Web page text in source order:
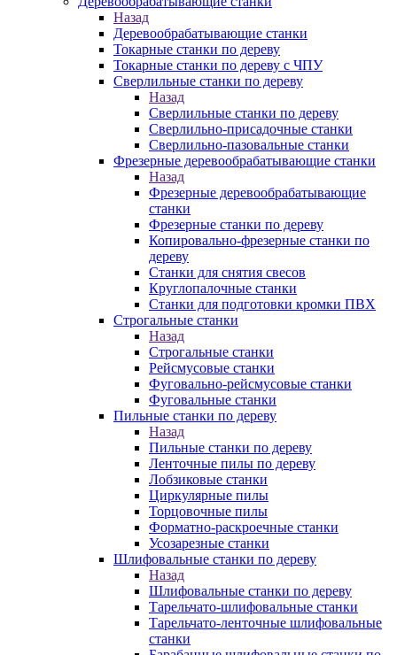
Назад
Деревообрабатывающие станки
Токарные станки по дереву
Токарные станки по дереву с ЧПУ
Сверлильные станки по дереву
Назад
Сверлильные станки по дереву
Сверлильно-присадочные станки
Сверлильно-пазовальные станки
Фрезерные деревообрабатывающие станки
Назад
Фрезерные деревообрабатывающие
станки
Фрезерные станки по дереву
Копировально-фрезерные станки по
дереву
Станки для снятия свесов
Круглопалочные станки
Станки для подготовки кромки ПВХ
Строгальные станки
Назад
Строгальные станки
Рейсмусовые станки
Фуговально-рейсмусовые станки
Фуговальные станки
Пильные станки по дереву
Назад
Пильные станки по дереву
Ленточные пилы по дереву
Лобзиковые станки
Циркулярные пилы
Торцовочные пилы
Форматно-раскроечные станки
Усозарезные станки
Шлифовальные станки по дереву
Назад
Шлифовальные станки по дереву
Тарельчато-шлифовальные станки
Тарельчато-ленточные шлифовальные
станки